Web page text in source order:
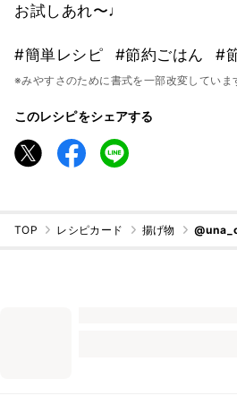
お試しあれ〜♩
#簡単レシピ #節約ごはん #
※みやすさのために書式を一部改変していま
このレシピをシェアする
TOP レシピカード 揚げ物